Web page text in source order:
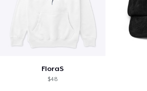
FloraS
$48